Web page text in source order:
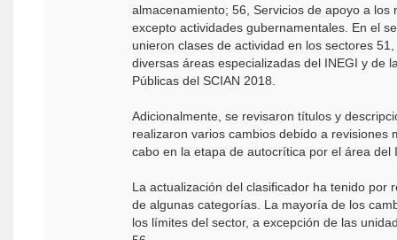
almacenamiento; 56, Servicios de apoyo a
excepto actividades gubernamentales. En el
unieron clases de actividad en los sectores
diversas áreas especializadas del INEGI y de
Públicas del SCIAN 2018.
Adicionalmente, se revisaron títulos y
realizaron varios cambios debido a revisiones
cabo en la etapa de autocrítica por el área
La actualización del clasificador ha tenido por
de algunas categorías. La mayoría de los
los límites del sector, a excepción de las